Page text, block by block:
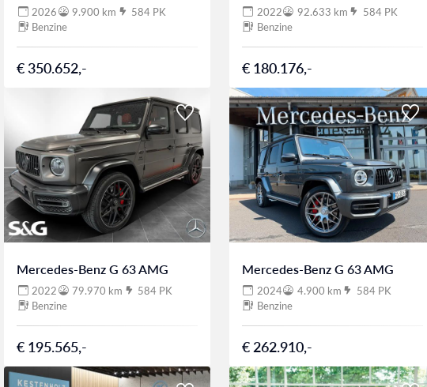
2026 9.900 km
584 PK
Benzine
€ 350.652,-
2022 92.633 km
584 PK
Benzine
€ 180.176,-
Mercedes-Benz G 63 AMG
2022 79.970 km
584 PK
Benzine
€ 195.565,-
Mercedes-Benz G 63 AMG
2024 4.900 km
584 PK
Benzine
€ 262.910,-